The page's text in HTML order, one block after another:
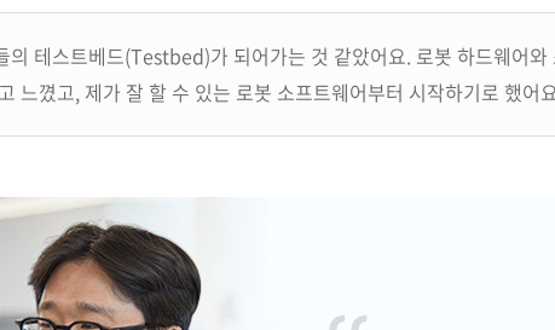
의 테스트베드(Testbed)가 되어가는 것 같았어요. 로봇 하드웨어와
느꼈고, 제가 잘 할 수 있는 로봇 소프트웨어부터 시작하기로 했어